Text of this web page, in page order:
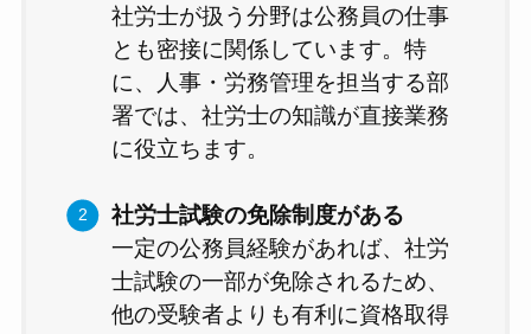
社労士が扱う分野は公務員の仕事
とも密接に関係しています。特
に、人事・労務管理を担当する部
署では、社労士の知識が直接業務
に役立ちます。
社労士試験の免除制度がある
一定の公務員経験があれば、社労
士試験の一部が免除されるため、
他の受験者よりも有利に資格取得